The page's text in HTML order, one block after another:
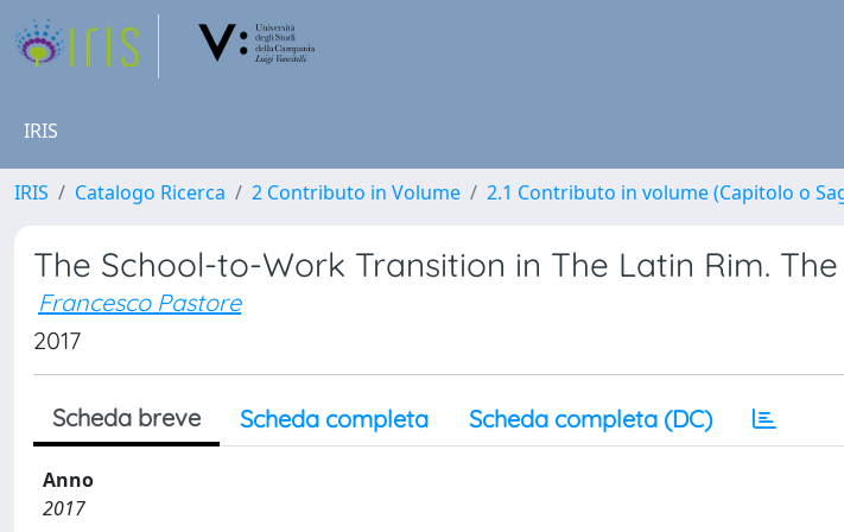
IRIS
IRIS Catalogo Ricerca 2 Contributo in Volume 2.1 Contributo in volume (Capitolo o
The School-to-Work Transition in The Latin Rim.
Francesco Pastore
2017
Scheda breve Scheda completa Scheda completa (DC)
Anno
2017